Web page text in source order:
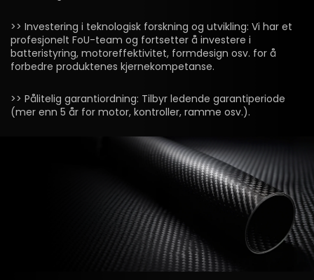
>> Investering i teknologisk forskning og utvikling: Vi har et
profesjonelt FoU-team og fortsetter å investere i
batteristyring, motoreffektivitet, formdesign osv. for å
forbedre produktenes kjernekompetanse.
>> Pålitelig garantiordning: Tilbyr ledende garantiperiode
(mer enn 5 år for motor, kontroller, ramme osv.).